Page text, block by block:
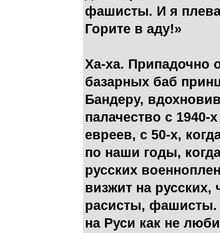
фашисты. И я
Горите в аду!»
Ха-ха. Припадочно
базарных баб
Бандеру,
палачество с 1940-
евреев, с 50-х,
по наши годы,
русских
визжит на русских,
расисты, фашисты.
на Руси как не